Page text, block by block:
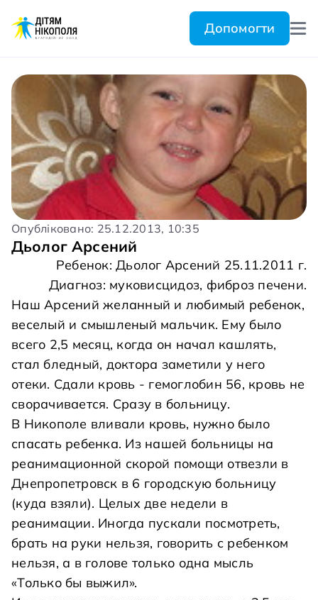
Допомогти
Опубліковано: 25.12.2013, 10:35
Дьолог Арсений
Ребенок: Дьолог Арсений 25.11.2011 г.
Диагноз: муковисцидоз, фиброз печени.
Наш Арсений желанный и любимый ребенок,
веселый и смышленый мальчик. Ему было
всего 2,5 месяц, когда он начал кашлять,
стал бледный, доктора заметили у него
отеки. Сдали кровь - гемоглобин 56, кровь не
сворачивается. Сразу в больницу.
В Никополе вливали кровь, нужно было
спасать ребенка. Из нашей больницы на
реанимационной скорой помощи отвезли в
Днепропетровск в 6 городскую больницу
(куда взяли). Целых две недели в
реанимации. Иногда пускали посмотреть,
брать на руки нельзя, говорить с ребенком
нельзя, а в голове только одна мысль
«Только бы выжил».